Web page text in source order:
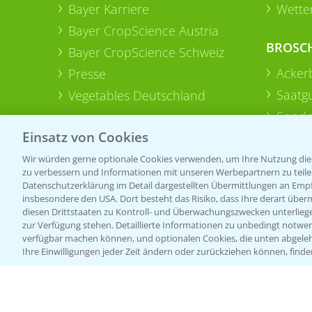
Bayer Karriere
Bayer CropScience Austria
Bayer CropScience Schweiz
Presse
Vegetables Deutschland
Einsatz von Cookies
Wir würden gerne optionale Cookies verwenden, um Ihre Nutzung
zu verbessern und Informationen mit unseren Werbepartnern zu
Datenschutzerklärung im Detail dargestellten Übermittlungen an
insbesondere den USA. Dort besteht das Risiko, dass Ihre derart
diesen Drittstaaten zu Kontroll- und Überwachungszwecken
zur Verfügung stehen. Detaillierte Informationen zu unbedingt
verfügbar machen können, und optionalen Cookies, die unten
Ihre Einwilligungen jeder Zeit ändern oder zurückziehen können,